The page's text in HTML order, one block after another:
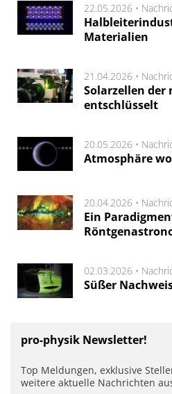
22.05.2026 •
Materialien
21.04.2026 •
Solarzellen der
entschlüsselt
20.05.2026 •
Atmosphäre
20.04.2026 •
Ein
02.03.2026 •
Süßer
pro-physik Newsletter!
Top Meldungen, exklusive
weitere aktuelle Nachrichten